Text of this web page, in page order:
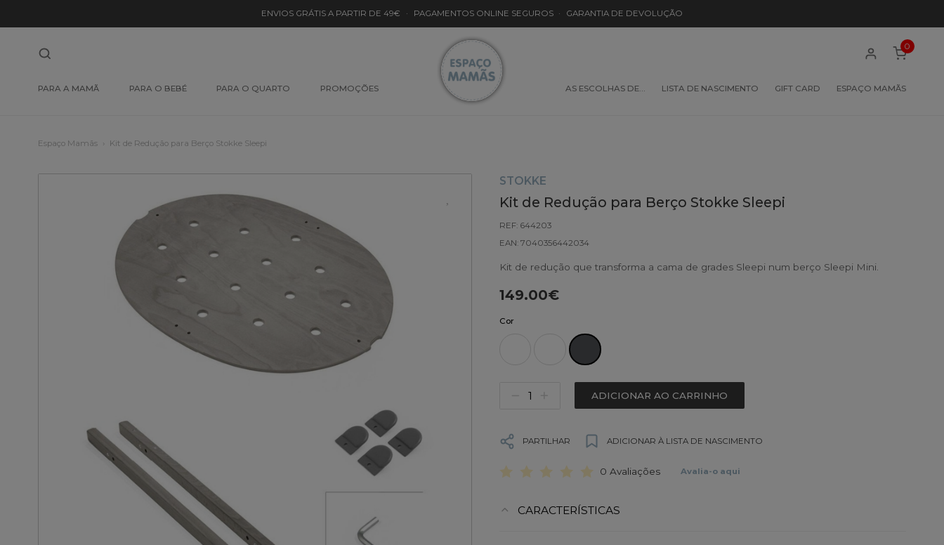
ENVIOS GRÁTIS A PARTIR DE 49€ · PAGAMENTOS ONLINE SEGUROS · GARANTIA DE DEVOLUÇÃO
PARA A MAMÃ PARA O BEBÉ PARA O QUARTO PROMOÇÕES AS ESCOLHAS DE… LISTA DE NASCIMENTO GIFT CARD ESPAÇO MAMÃS
0
Espaço Mamãs Kit de Redução para Berço Stokke Sleepi
STOKKE
Kit de Redução para Berço Stokke Sleepi
REF: 644203
EAN: 7040356442034
Kit de redução que transforma a cama de grades Sleepi num berço Sleepi Mini.
149.00€
Cor
ADICIONAR AO CARRINHO
PARTILHAR ADICIONAR À LISTA DE NASCIMENTO
0 Avaliações Avalia-o aqui
CARACTERÍSTICAS